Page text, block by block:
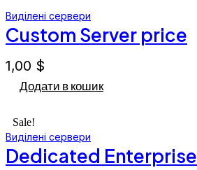
Виділені сервери
Custom Server price
1,00 $
Додати в кошик
Sale!
Виділені сервери
Dedicated Enterprise